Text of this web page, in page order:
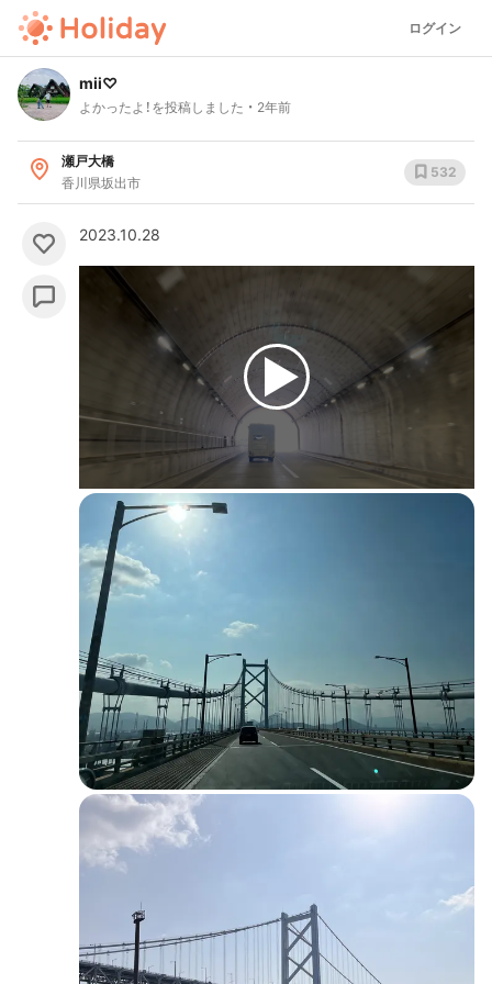
ログイン
mii♡
よかったよ！を投稿しました 2年前
瀬戸大橋
香川県坂出市
532
2023.10.28